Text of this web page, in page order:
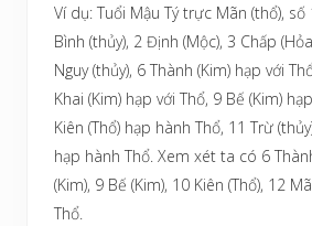
Ví dụ: Tuổi Mậu Tý trực Mãn (thổ),
Bình (thủy), 2 Định (Mộc), 3 Chấp
Nguy (thủy), 6 Thành (Kim) hạp với
Khai (Kim) hạp với Thổ, 9 Bế (Kim)
Kiên (Thổ) hạp hành Thổ, 11 Trừ
hạp hành Thổ. Xem xét ta có 6
(Kim), 9 Bế (Kim), 10 Kiên (Thổ), 12
Thổ.